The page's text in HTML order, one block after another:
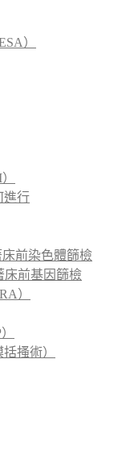
）
進行
前染色體篩檢
床前基因篩檢
）
搔術）